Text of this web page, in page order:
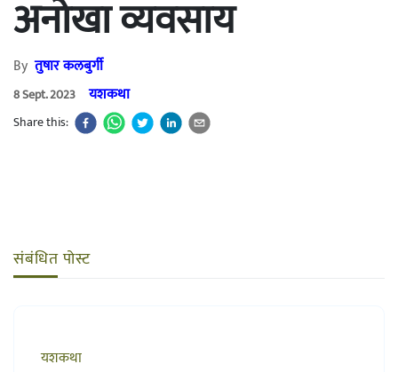
अनोखा व्यवसाय
Byतुषार कलबुर्गी
8 Sept. 2023 यशकथा
Share this:
संबंधित पोस्ट
यशकथा